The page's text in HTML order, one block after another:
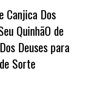
Canjica Dos
QuinhãO de
Deuses para
Sorte